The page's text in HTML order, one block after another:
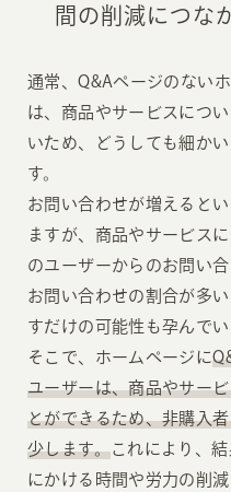
間の削減につな
通常、Q&Aページのない
は、商品やサービスにつ
いため、どうしても細か
す。
お問い合わせが増えると
ますが、商品やサービス
のユーザーからのお問い
お問い合わせの割合が多
すだけの可能性も孕んでい
そこで、ホームページに
ユーザーは、商品やサー
とができるため、非購入
少します。これにより、
にかける時間や労力の削減